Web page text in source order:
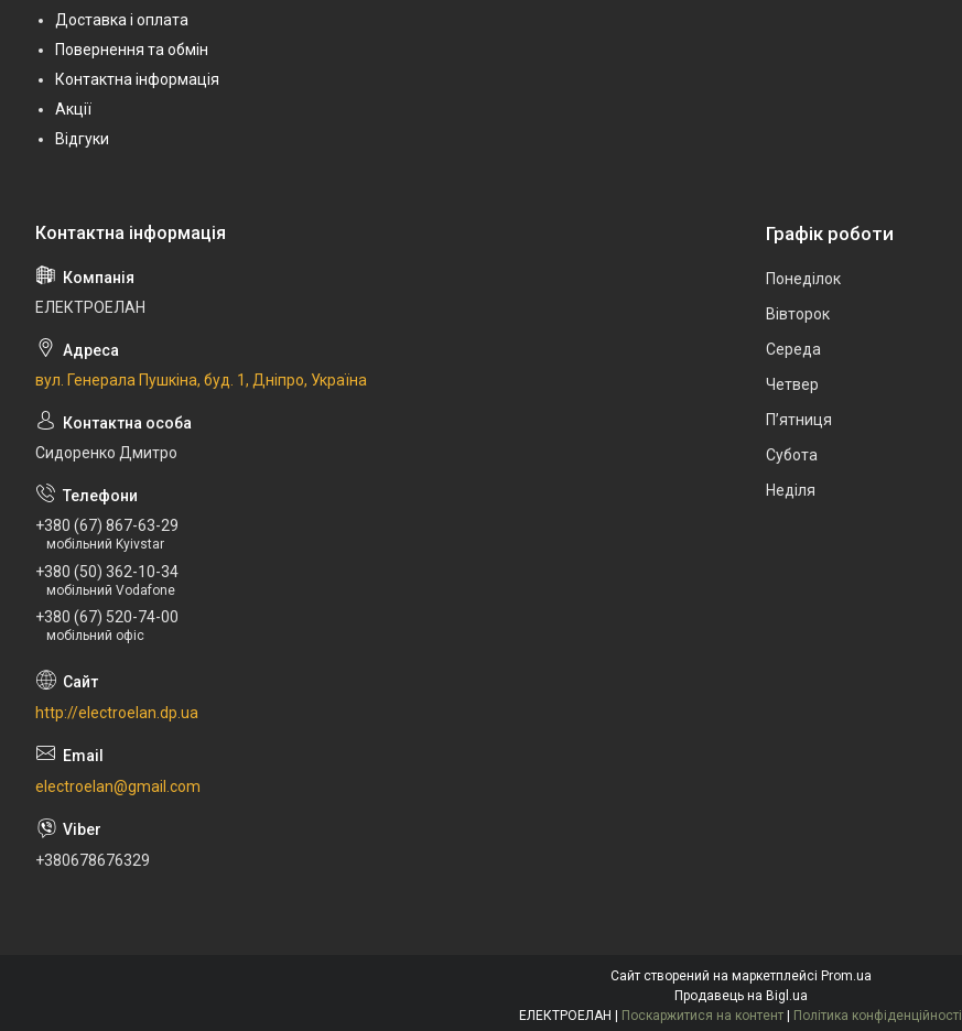
Доставка і оплата
Повернення та обмін
Контактна інформація
Акції
Відгуки
ЕЛЕКТРОЕЛАН
вул. Генерала Пушкіна, буд. 1, Дніпро, Україна
Сидоренко Дмитро
+380 (67) 867-63-29
мобільний Kyivstar
+380 (50) 362-10-34
мобільний Vodafone
+380 (67) 520-74-00
мобільний офіс
http://electroelan.dp.ua
electroelan@gmail.com
+380678676329
Графік роботи
Понеділок
Вівторок
Середа
Четвер
Пʼятниця
Субота
Неділя
Сайт створений на маркетплейсі Prom.ua
Продавець на Bigl.ua
Поскаржитися на контент Політика конфіденційності